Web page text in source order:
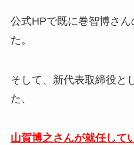
公式HPで既に巻智博さ
た。
そして、新代表取締役と
た、
山賀博之さんが就任して